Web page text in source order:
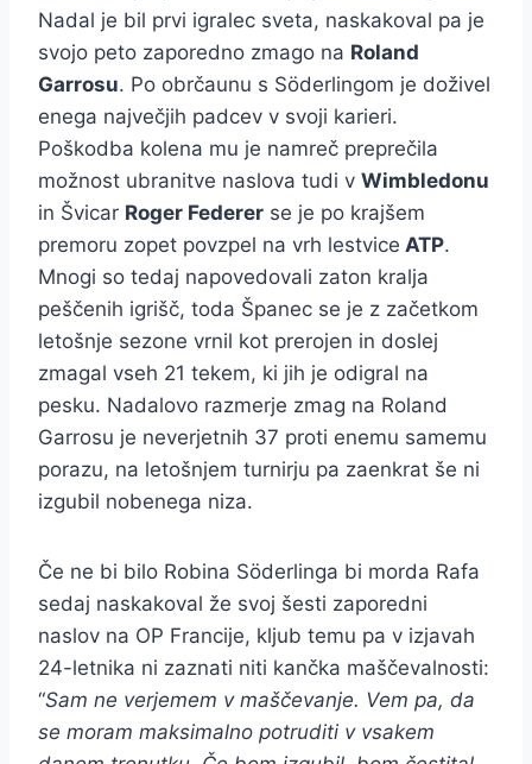
Nadal je bil prvi igralec sveta, naskakoval pa je
svojo peto zaporedno zmago na Roland
Garrosu. Po obrčaunu s Söderlingom je doživel
enega največjih padcev v svoji karieri.
Poškodba kolena mu je namreč preprečila
možnost ubranitve naslova tudi v Wimbledonu
in Švicar Roger Federer se je po krajšem
premoru zopet povzpel na vrh lestvice ATP.
Mnogi so tedaj napovedovali zaton kralja
peščenih igrišč, toda Španec se je z začetkom
letošnje sezone vrnil kot prerojen in doslej
zmagal vseh 21 tekem, ki jih je odigral na
pesku. Nadalovo razmerje zmag na Roland
Garrosu je neverjetnih 37 proti enemu samemu
porazu, na letošnjem turnirju pa zaenkrat še ni
izgubil nobenega niza.
Če ne bi bilo Robina Söderlinga bi morda Rafa
sedaj naskakoval že svoj šesti zaporedni
naslov na OP Francije, kljub temu pa v izjavah
24-letnika ni zaznati niti kančka maščevalnosti:
“Sam ne verjemem v maščevanje. Vem pa, da
se moram maksimalno potruditi v vsakem